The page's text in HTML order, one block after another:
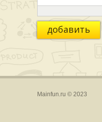
добавить
Mainfun.ru © 2023